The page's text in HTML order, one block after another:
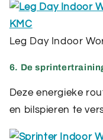
Leg Day Indoor
6. De
Deze energieke
en bilspieren te